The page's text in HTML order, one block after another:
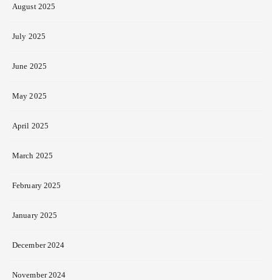
August 2025
July 2025
June 2025
May 2025
April 2025
March 2025
February 2025
January 2025
December 2024
November 2024